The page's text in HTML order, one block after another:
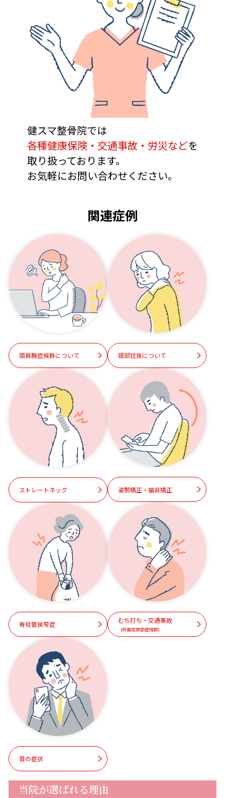
健スマ整骨院では
各種健康保険・交通事故・労災などを
取り扱っております。
お気軽にお問い合わせください。
関連症例
頸肩腕症候群について 頸部捻挫について
ストレートネック 姿勢矯正・猫背矯正
脊柱管狭窄症 むち打ち・交通事故
(外傷性頸部症候群)
首の症状
当院が選ばれる理由